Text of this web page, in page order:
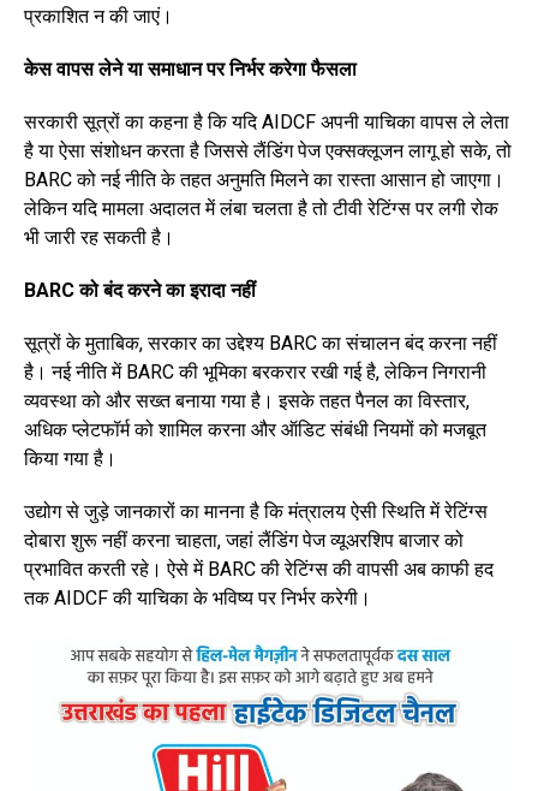
प्रकाशित न की जाएं।
केस वापस लेने या समाधान पर निर्भर करेगा फैसला
सरकारी सूत्रों का कहना है कि यदि AIDCF अपनी याचिका वापस ले लेता
है या ऐसा संशोधन करता है जिससे लैंडिंग पेज एक्सक्लूजन लागू हो सके, तो
BARC को नई नीति के तहत अनुमति मिलने का रास्ता आसान हो जाएगा।
लेकिन यदि मामला अदालत में लंबा चलता है तो टीवी रेटिंग्स पर लगी रोक
भी जारी रह सकती है।
BARC को बंद करने का इरादा नहीं
सूत्रों के मुताबिक, सरकार का उद्देश्य BARC का संचालन बंद करना नहीं
है। नई नीति में BARC की भूमिका बरकरार रखी गई है, लेकिन निगरानी
व्यवस्था को और सख्त बनाया गया है। इसके तहत पैनल का विस्तार,
अधिक प्लेटफॉर्म को शामिल करना और ऑडिट संबंधी नियमों को मजबूत
किया गया है।
उद्योग से जुड़े जानकारों का मानना है कि मंत्रालय ऐसी स्थिति में रेटिंग्स
दोबारा शुरू नहीं करना चाहता, जहां लैंडिंग पेज व्यूअरशिप बाजार को
प्रभावित करती रहे। ऐसे में BARC की रेटिंग्स की वापसी अब काफी हद
तक AIDCF की याचिका के भविष्य पर निर्भर करेगी।